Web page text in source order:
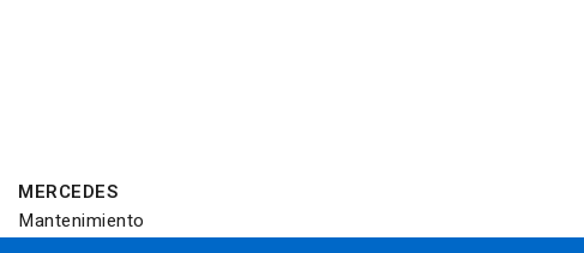
MERCEDES
Mantenimiento